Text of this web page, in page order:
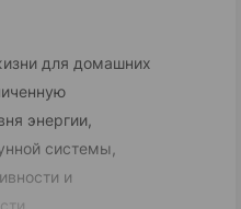
для домашних
энергии,
системы,
и